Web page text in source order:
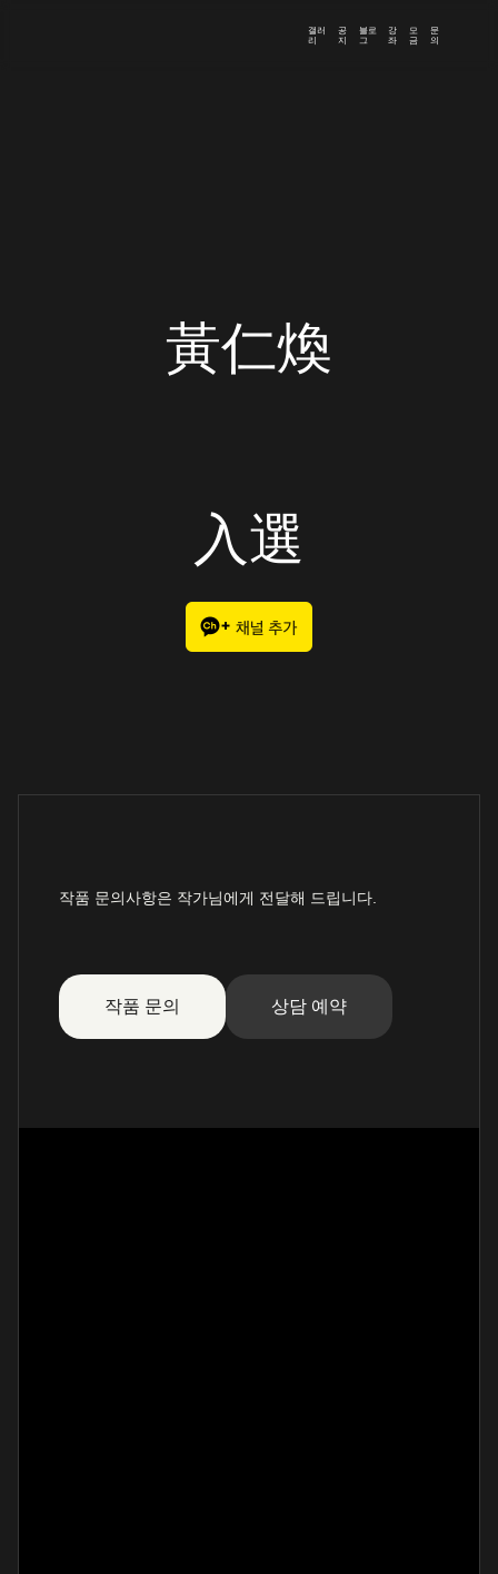
갤러
리
공
지
블로
그
강
좌
모
금
문
의
黃仁煥
入選
작품 문의사항은 작가님에게 전달해 드립니다.
작품 문의 상담 예약